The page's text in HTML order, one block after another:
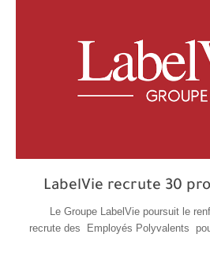
LabelVie recrute 30
Le Groupe LabelVie poursuit le
recrute des Employés Polyvalents